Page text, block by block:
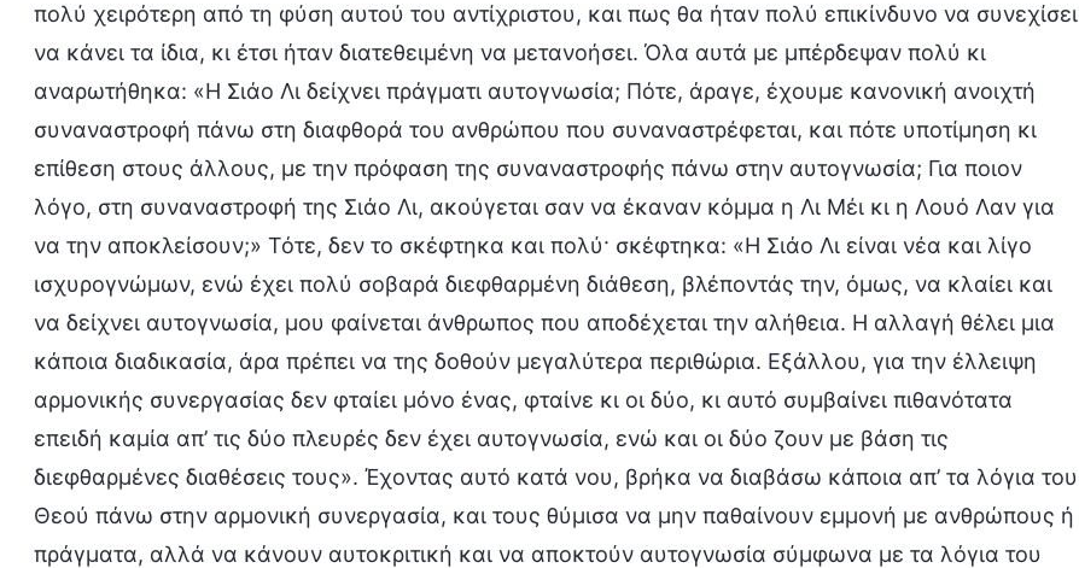
πολύ χειρότερη από τη φύση αυτού του αντίχριστου, και πως θα ήταν πολύ επικίνδυνο να συνεχίσει
να κάνει τα ίδια, κι έτσι ήταν διατεθειμένη να μετανοήσει. Όλα αυτά με μπέρδεψαν πολύ κι
αναρωτήθηκα: «Η Σιάο Λι δείχνει πράγματι αυτογνωσία; Πότε, άραγε, έχουμε κανονική ανοιχτή
συναναστροφή πάνω στη διαφθορά του ανθρώπου που συναναστρέφεται, και πότε υποτίμηση κι
επίθεση στους άλλους, με την πρόφαση της συναναστροφής πάνω στην αυτογνωσία; Για ποιον
λόγο, στη συναναστροφή της Σιάο Λι, ακούγεται σαν να έκαναν κόμμα η Λι Μέι κι η Λουό Λαν για
να την αποκλείσουν;» Τότε, δεν το σκέφτηκα και πολύ· σκέφτηκα: «Η Σιάο Λι είναι νέα και λίγο
ισχυρογνώμων, ενώ έχει πολύ σοβαρά διεφθαρμένη διάθεση, βλέποντάς την, όμως, να κλαίει και
να δείχνει αυτογνωσία, μου φαίνεται άνθρωπος που αποδέχεται την αλήθεια. Η αλλαγή θέλει μια
κάποια διαδικασία, άρα πρέπει να της δοθούν μεγαλύτερα περιθώρια. Εξάλλου, για την έλλειψη
αρμονικής συνεργασίας δεν φταίει μόνο ένας, φταίνε κι οι δύο, κι αυτό συμβαίνει πιθανότατα
επειδή καμία απ’ τις δύο πλευρές δεν έχει αυτογνωσία, ενώ και οι δύο ζουν με βάση τις
διεφθαρμένες διαθέσεις τους». Έχοντας αυτό κατά νου, βρήκα να διαβάσω κάποια απ’ τα λόγια του
Θεού πάνω στην αρμονική συνεργασία, και τους θύμισα να μην παθαίνουν εμμονή με ανθρώπους ή
πράγματα, αλλά να κάνουν αυτοκριτική και να αποκτούν αυτογνωσία σύμφωνα με τα λόγια του